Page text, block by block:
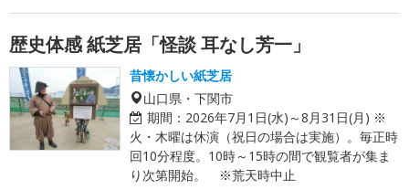
歴史体感 紙芝居「怪談 耳なし芳一」
昔懐かしい紙芝居
山口県・下関市
期間： 2026年7月1日(水)～8月31日(月) ※
火・木曜は休演（祝日の場合は実施）。毎正時
回10分程度。10時～15時の間で観覧者が集ま
り次第開始。 ※荒天時中止